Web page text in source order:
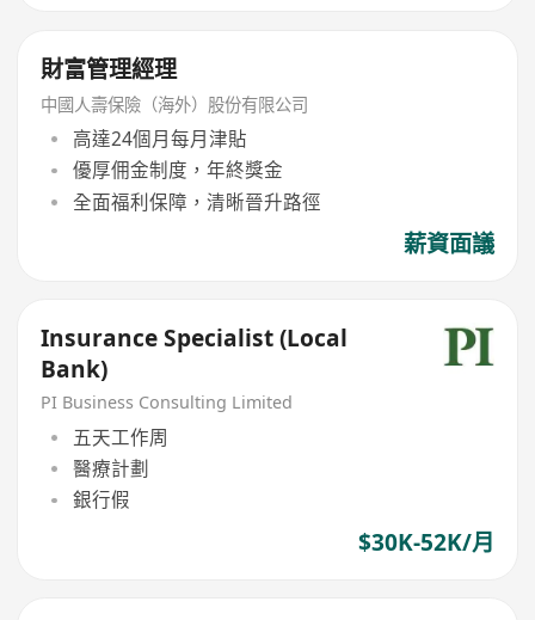
財富管理經理
中國人壽保險（海外）股份有限公司
高達24個月每月津貼
優厚佣金制度，年終獎金
全面福利保障，清晰晉升路徑
薪資面議
Insurance Specialist (Local
Bank)
PI Business Consulting Limited
五天工作周
醫療計劃
銀行假
$30K-52K/月